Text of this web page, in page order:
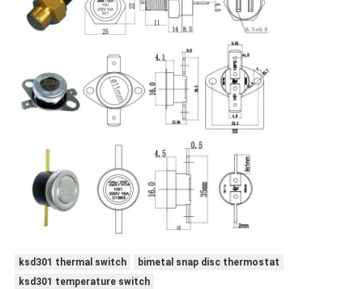
ksd301 thermal switch
bimetal snap disc thermostat
ksd301 temperature switch